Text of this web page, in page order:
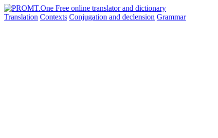
Translation Contexts Conjugation and declension Grammar